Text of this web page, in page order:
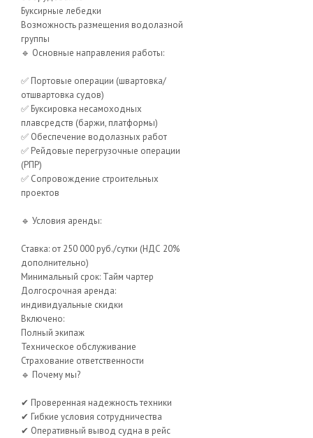
Буксирные лебедки
Возможность размещения водолазной
группы
🔹 Основные направления работы:
✅ Портовые операции (швартовка/
отшвартовка судов)
✅ Буксировка несамоходных
плавсредств (баржи, платформы)
✅ Обеспечение водолазных работ
✅ Рейдовые перегрузочные операции
(РПР)
✅ Сопровождение строительных
проектов
🔹 Условия аренды:
Ставка: от 250 000 руб./сутки (НДС 20%
дополнительно)
Минимальный срок: Тайм чартер
Долгосрочная аренда:
индивидуальные скидки
Включено:
Полный экипаж
Техническое обслуживание
Страхование ответственности
🔹 Почему мы?
✔ Проверенная надежность техники
✔ Гибкие условия сотрудничества
✔ Оперативный вывод судна в рейс